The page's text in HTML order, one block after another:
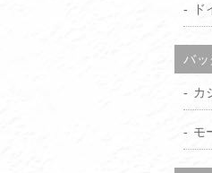
バッ
カ
モ